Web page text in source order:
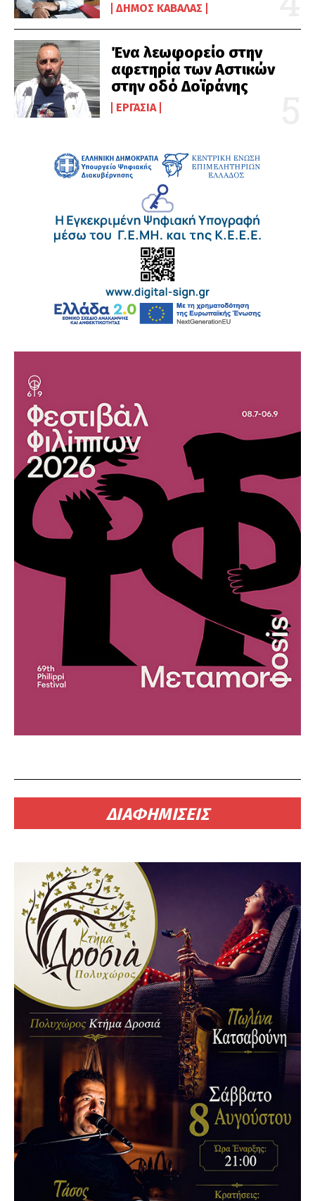
ΔΉΜΟΣ ΚΑΒΆΛΑΣ
Ένα λεωφορείο στην
αφετηρία των Αστικών
στην οδό Δοϊράνης
ΕΡΓΑΣΊΑ
ΔΙΑΦΗΜΙΣΕΙΣ